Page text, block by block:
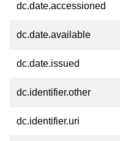
dc.date.accessioned
dc.date.available
dc.date.issued
dc.identifier.other
dc.identifier.uri